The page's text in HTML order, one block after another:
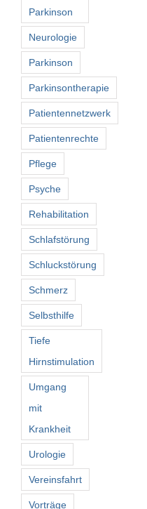
Parkinson
Neurologie
Parkinson
Parkinsontherapie
Patientennetzwerk
Patientenrechte
Pflege
Psyche
Rehabilitation
Schlafstörung
Schluckstörung
Schmerz
Selbsthilfe
Tiefe
Hirnstimulation
Umgang
mit
Krankheit
Urologie
Vereinsfahrt
Vorträge